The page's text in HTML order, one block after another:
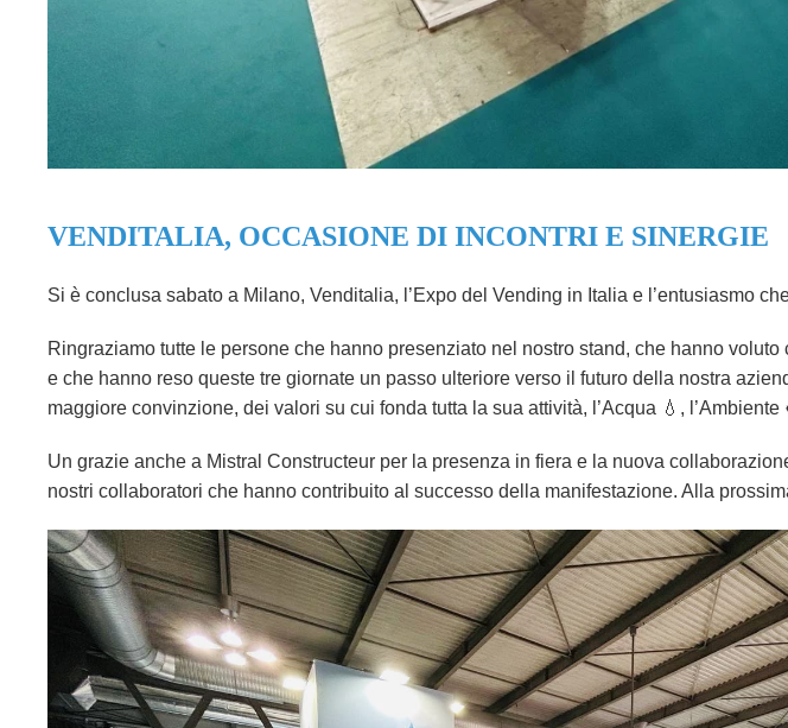
VENDITALIA, OCCASIONE DI INCONTRI E SINERGIE
Si è conclusa sabato a Milano, Venditalia, l’Expo del Vending in Italia e l’entusiasmo
Ringraziamo tutte le persone che hanno presenziato nel nostro stand, che hanno
e che hanno reso queste tre giornate un passo ulteriore verso il futuro della nostra
maggiore convinzione, dei valori su cui fonda tutta la sua attività, l’Acqua 💧,
Un grazie anche a Mistral Constructeur per la presenza in fiera e la nuova
nostri collaboratori che hanno contribuito al successo della manifestazione. Alla